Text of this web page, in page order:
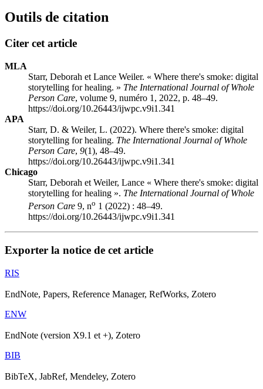
Outils de citation
Citer cet article
MLA
Starr, Deborah et Lance Weiler. « Where there's smoke: digital
storytelling for healing. » The International Journal of Whole
Person Care, volume 9, numéro 1, 2022, p. 48–49.
https://doi.org/10.26443/ijwpc.v9i1.341
APA
Starr, D. & Weiler, L. (2022). Where there's smoke: digital
storytelling for healing. The International Journal of Whole
Person Care, 9(1), 48–49.
https://doi.org/10.26443/ijwpc.v9i1.341
Chicago
Starr, Deborah et Weiler, Lance « Where there's smoke: digital
storytelling for healing ». The International Journal of Whole
Person Care 9, no 1 (2022) : 48–49.
https://doi.org/10.26443/ijwpc.v9i1.341
Exporter la notice de cet article
RIS
EndNote, Papers, Reference Manager, RefWorks, Zotero
ENW
EndNote (version X9.1 et +), Zotero
BIB
BibTeX, JabRef, Mendeley, Zotero